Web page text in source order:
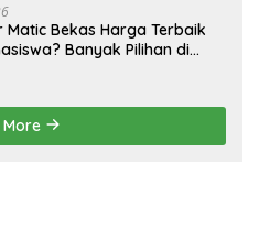
Matic Bekas Harga Terbaik
Banyak Pilihan di
More